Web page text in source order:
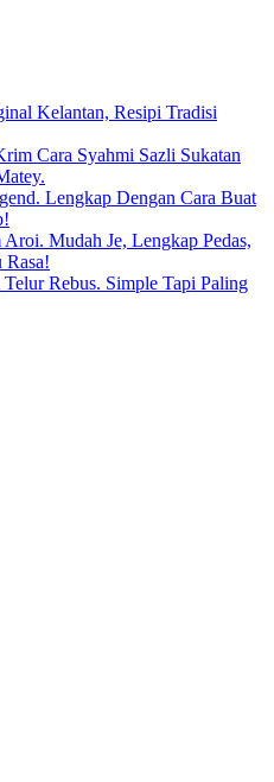
Kelantan, Resipi Tradisi
Cara Syahmi Sazli Sukatan
Lengkap Dengan Cara Buat
Mudah Je, Lengkap Pedas,
Rasa!
Rebus. Simple Tapi Paling